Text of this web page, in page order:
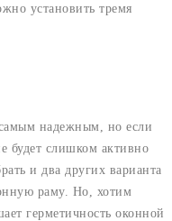
установить тремя
надежным, но если
будет слишком активно
и два других варианта
раму. Но, хотим
герметичность оконной